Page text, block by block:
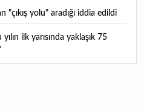
"çıkış yolu" aradığı iddia edildi